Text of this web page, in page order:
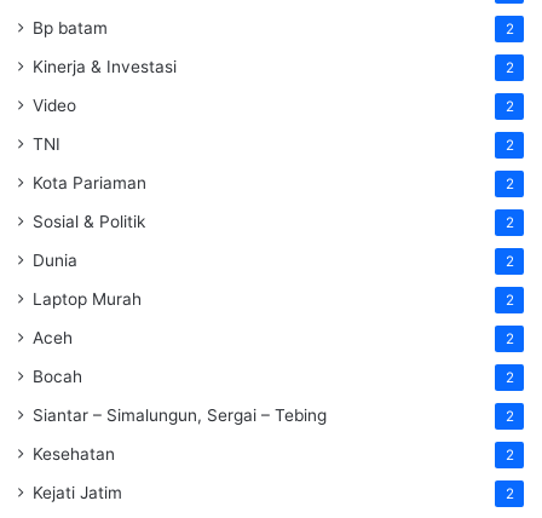
Bp batam 2
Kinerja & Investasi 2
Video 2
TNI 2
Kota Pariaman 2
Sosial & Politik 2
Dunia 2
Laptop Murah 2
Aceh 2
Bocah 2
Siantar – Simalungun, Sergai – Tebing 2
Kesehatan 2
Kejati Jatim 2